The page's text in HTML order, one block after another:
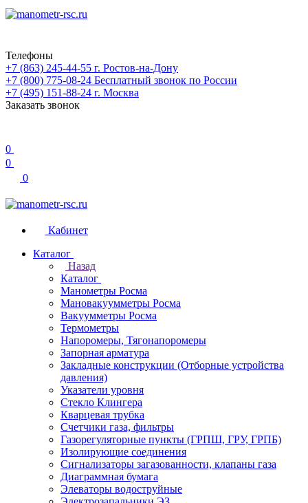
Телефоны
+7 (863) 245-44-55 г. Ростов-на-Дону
+7 (800) 775-08-24 Бесплатный звонок по России
+7 (495) 151-88-24 г. Москва
Заказать звонок
0
0
0
Кабинет
Каталог
Назад
Каталог
Манометры Росма
Мановакуумметры Росма
Вакуумметры Росма
Термометры
Напоромеры, Тягонапоромеры
Запорная арматура
Закладные конструкции (Отборные устройства
давления)
Указатели уровня
Стекло Клингера
Кварцевая трубка
Счетчики газа, фильтры
Газорегуляторные пункты (ГРПШ, ГРУ, ГРПБ)
Изолирующие соединения
Сигнализаторы загазованности, клапаны газа
Диаграммная бумага
Элеваторы водоструйные